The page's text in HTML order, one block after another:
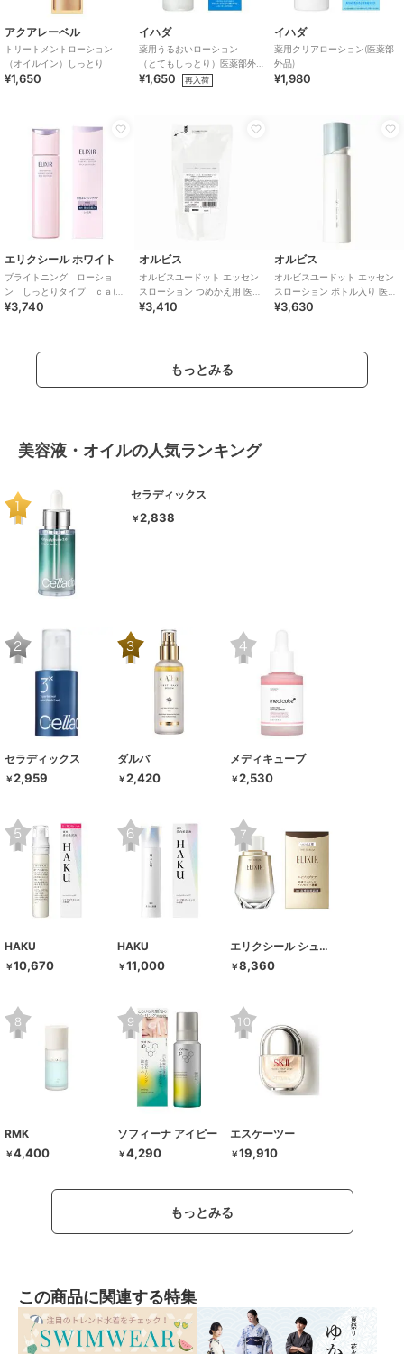
アクアレーベル
トリートメントローション
（オイルイン）しっとり
¥1,650
イハダ
薬用うるおいローション
（とてもしっとり）医薬部外
品
¥1,650 再入荷
イハダ
薬用クリアローション(医薬部
外品)
¥1,980
エリクシール ホワイト
ブライトニング ローショ
ン しっとりタイプ ｃａ(医
薬部外品)
¥3,740
オルビス
オルビスユードット エッセン
スローション つめかえ用 医薬
部外品
¥3,410
オルビス
オルビスユードット エッセン
スローション ボトル入り 医薬
部外品
¥3,630
もっとみる
美容液・オイルの人気ランキング
セラディックス
￥2,838
セラディックス
￥2,959
ダルバ
￥2,420
メディキューブ
￥2,530
HAKU
￥10,670
HAKU
￥11,000
エリクシール シュペリエル
￥8,360
RMK
￥4,400
ソフィーナ アイピー
￥4,290
エスケーツー
￥19,910
もっとみる
この商品に関連する特集